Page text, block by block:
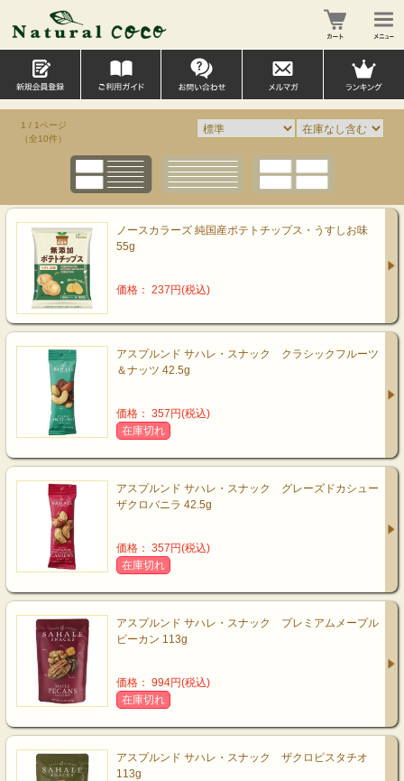
1 / 1ページ
（全10件）
ノースカラーズ 純国産ポテトチップス・うすしお味
55g
価格： 237円(税込)
アスプルンド サハレ・スナック クラシックフルーツ
＆ナッツ 42.5g
価格： 357円(税込)
在庫切れ
アスプルンド サハレ・スナック グレーズドカシュー
ザクロバニラ 42.5g
価格： 357円(税込)
在庫切れ
アスプルンド サハレ・スナック プレミアムメープル
ピーカン 113g
価格： 994円(税込)
在庫切れ
アスプルンド サハレ・スナック ザクロピスタチオ
113g